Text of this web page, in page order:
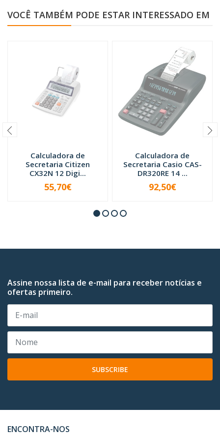
VOCÊ TAMBÉM PODE ESTAR INTERESSADO EM
Calculadora de
Secretaria Citizen
CX32N 12 Digi...
INDISPONÍVEL
55,70€
Calculadora de
Secretaria Casio CAS-
DR320RE 14 ...
INDISPONÍVEL
92,50€
Assine nossa lista de e-mail para receber notícias e
ofertas primeiro.
SUBSCRIBE
ENCONTRA-NOS